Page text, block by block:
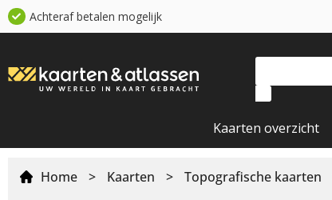
Achteraf betalen mogelijk
Kaarten overzicht
Home > Kaarten > Topografische kaarten